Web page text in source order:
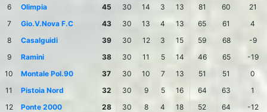
6
Olimpia 45 30 14 3 13 81 60
21
7
Gio.V.Nova F.C 43 30 13 4 13 65 61
4
8
Casalguidi 39 30 12 3 15 59 68
-9
9
Ramini 38 30 11 5 14 46 65
-19
10
Montale Pol.90 37 30 10 7 13 51 51
0
11
Pistoia Nord 32 30 9 5 16 64 63
1
12
Ponte 2000 28 30 8 4 18 52 64
-12